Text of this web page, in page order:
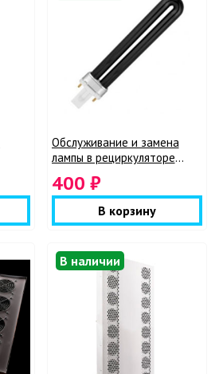
Обслуживание и замена
лампы в рециркуляторе
воздуха
400 ₽
В корзину
В наличии